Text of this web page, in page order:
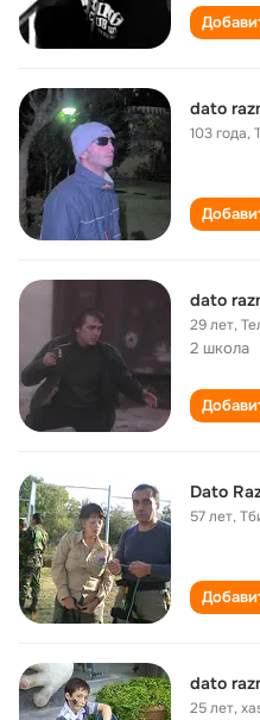
dato
103 года,
dato
29 лет,
2 школа
Dato
57 лет,
dato
25 лет,